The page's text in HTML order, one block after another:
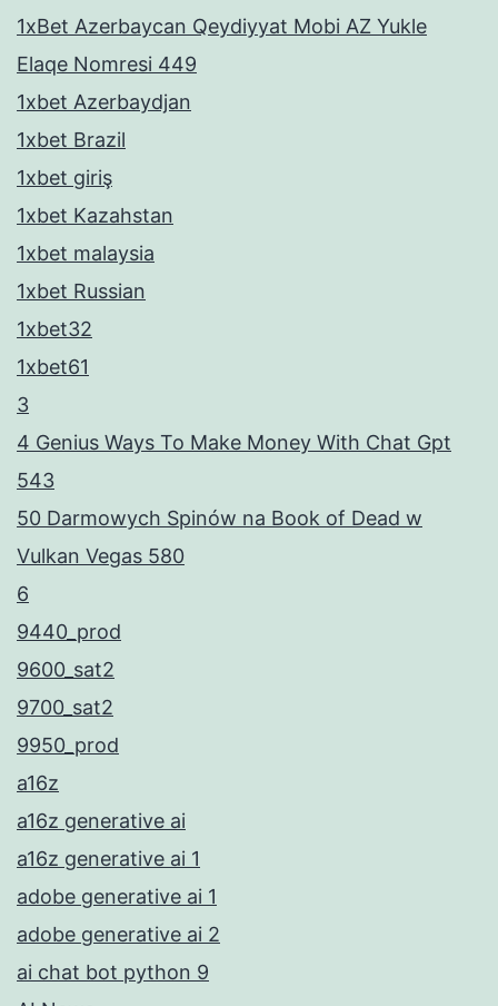
1xBet Azerbaycan Qeydiyyat Mobi AZ Yukle
Elaqe Nomresi 449
1xbet Azerbaydjan
1xbet Brazil
1xbet giriş
1xbet Kazahstan
1xbet malaysia
1xbet Russian
1xbet32
1xbet61
3
4 Genius Ways To Make Money With Chat Gpt
543
50 Darmowych Spinów na Book of Dead w
Vulkan Vegas 580
6
9440_prod
9600_sat2
9700_sat2
9950_prod
a16z
a16z generative ai
a16z generative ai 1
adobe generative ai 1
adobe generative ai 2
ai chat bot python 9